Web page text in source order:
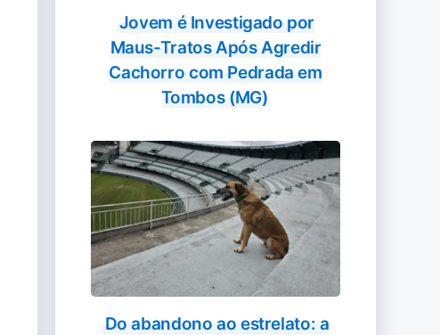
Jovem é Investigado por
Maus-Tratos Após Agredir
Cachorro com Pedrada em
Tombos (MG)
Do abandono ao estrelato: a